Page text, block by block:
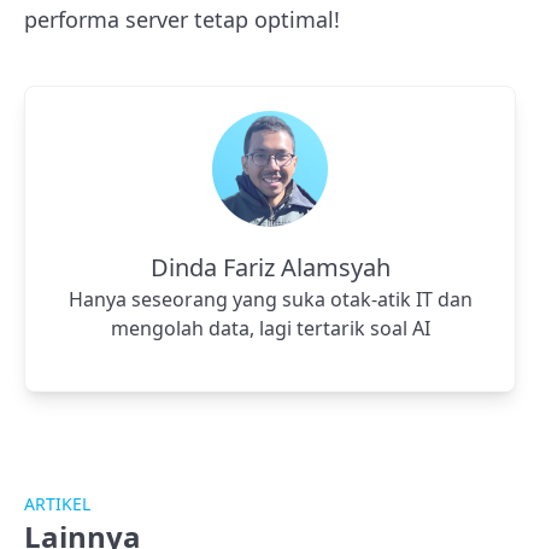
performa server tetap optimal!
Dinda Fariz Alamsyah
Hanya seseorang yang suka otak-atik IT dan
mengolah data, lagi tertarik soal AI
ARTIKEL
Lainnya